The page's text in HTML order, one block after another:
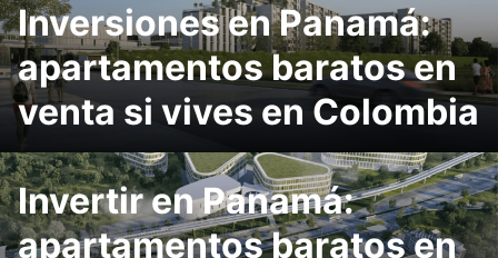
Inversiones en Panamá:
apartamentos baratos en
venta si vives en Colombia
Invertir en Panamá:
apartamentos baratos en